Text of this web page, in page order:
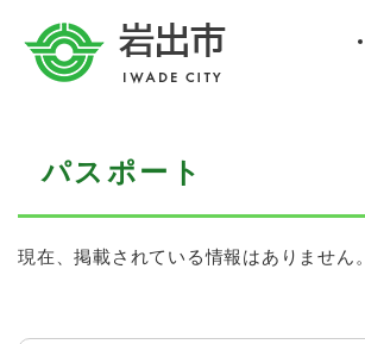
パスポート
現在、掲載されている情報はありません。